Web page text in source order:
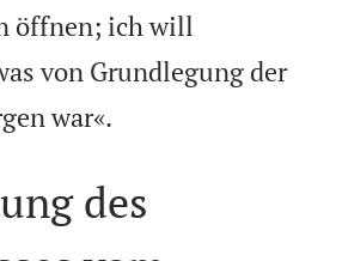
öffnen; ich will
von Grundlegung der
war«.
des